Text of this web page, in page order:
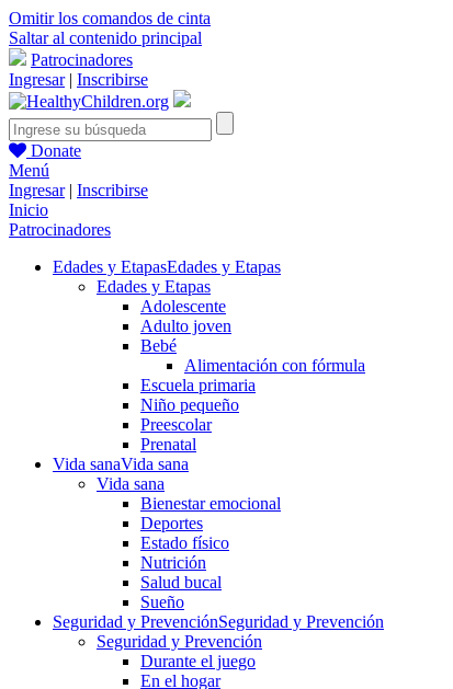
Omitir los comandos de cinta
Saltar al contenido principal
Patrocinadores
Ingresar| Inscribirse
Donate
Menú
Ingresar| Inscribirse
Inicio
Patrocinadores
Edades y EtapasEdades y Etapas
Edades y Etapas
Adolescente
Adulto joven
Bebé
Alimentación con fórmula
Escuela primaria
Niño pequeño
Preescolar
Prenatal
Vida sanaVida sana
Vida sana
Bienestar emocional
Deportes
Estado físico
Nutrición
Salud bucal
Sueño
Seguridad y PrevenciónSeguridad y Prevención
Seguridad y Prevención
Durante el juego
En el hogar